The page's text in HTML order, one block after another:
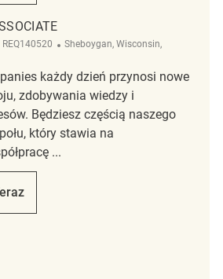
ReqId
REQ140520 Lokalizacja
Sheboygan, Wisconsin,
każdy dzień przynosi nowe
zdobywania wiedzy i
Będziesz częścią naszego
który stawia na
...
REQ140520
Sales Associate